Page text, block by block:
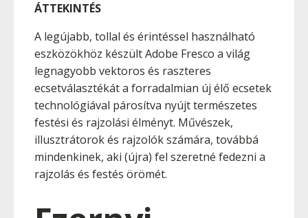
ÁTTEKINTÉS
A legújabb, tollal és érintéssel használható
eszközökhöz készült Adobe Fresco a világ
legnagyobb vektoros és raszteres
ecsetválasztékát a forradalmian új élő ecsetek
technológiával párosítva nyújt természetes
festési és rajzolási élményt. Művészek,
illusztrátorok és rajzolók számára, továbbá
mindenkinek, aki (újra) fel szeretné fedezni a
rajzolás és festés örömét.